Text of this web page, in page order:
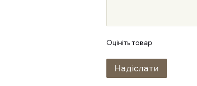
Оцініть товар
Надіслати